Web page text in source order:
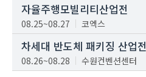
자율주행모빌리티산업전
08.25~08.27 코엑스
차세대 반도체 패키징 산업전
08.26~08.28 수원컨벤션센터